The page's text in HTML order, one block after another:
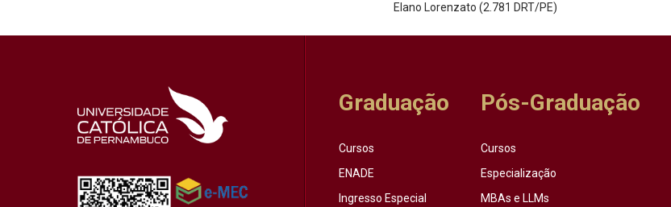
Elano Lorenzato (2.781 DRT/PE)
Graduação
Cursos
ENADE
Ingresso Especial
Pós-Graduação
Cursos
Especialização
MBAs e LLMs